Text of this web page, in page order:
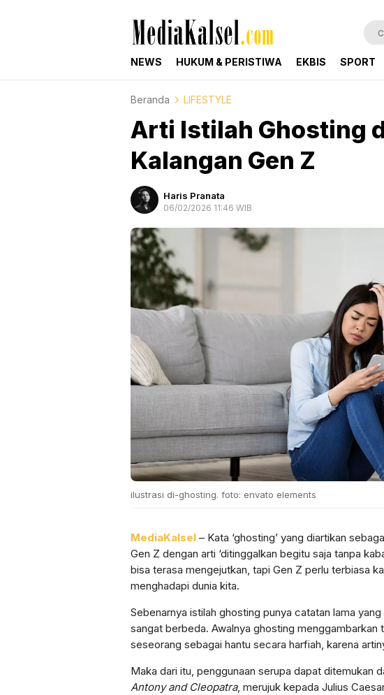
mediakalsel.com
Berita Update Banua
NEWS HUKUM & PERISTIWA EKBIS SPORT
Beranda LIFESTYLE
Arti Istilah Ghosting
Kalangan Gen Z
Haris Pranata
06/02/2026 11:46 WIB
ilustrasi di-ghosting. foto: envato elements
MediaKalsel – Kata ‘ghosting’ yang diartikan
Gen Z dengan arti ‘ditinggalkan begitu saja tanpa
bisa terasa mengejutkan, tapi Gen Z perlu terbiasa
menghadapi dunia kita.
Sebenarnya istilah ghosting punya catatan lama
sangat berbeda. Awalnya ghosting menggambarkan
seseorang sebagai hantu secara harfiah, karena
Maka dari itu, penggunaan serupa dapat ditemukan
Antony and Cleopatra, merujuk kepada Julius